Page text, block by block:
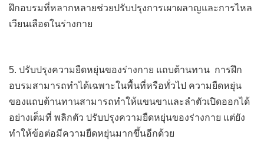
ฝึกอบรมที่หลากหลายช่วยปรับปรุงการเผาผลาญและการไหล
เวียนเลือดในร่างกาย
5. ปรับปรุงความยืดหยุ่นของร่างกาย แถบต้านทาน การฝึก
อบรมสามารถทำได้เฉพาะในพื้นที่หรือทั่วไป ความยืดหยุ่น
ของแถบต้านทานสามารถทำให้แขนขาและลำตัวเปิดออกได้
อย่างเต็มที่ พลิกตัว ปรับปรุงความยืดหยุ่นของร่างกาย แต่ยัง
ทำให้ข้อต่อมีความยืดหยุ่นมากขึ้นอีกด้วย